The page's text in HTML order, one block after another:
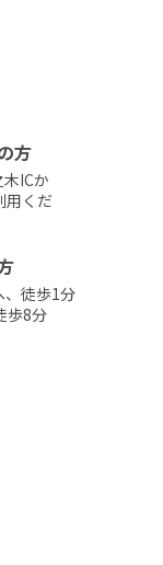
方
ICか
くだ
徒歩1分
歩8分